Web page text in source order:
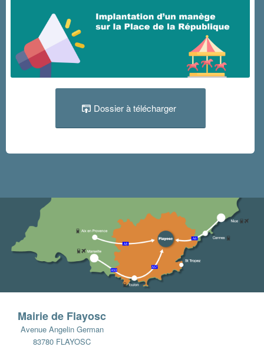
Dossier à télécharger
Mairie de Flayosc
Avenue Angelin German
83780 FLAYOSC